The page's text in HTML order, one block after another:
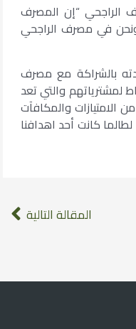
الراجحي “إن المصرف
ونحن في مصرف الراجحي
بالشراكة مع مصرف
لمشترياتهم والتي تعد
الامتيازات والمكافآت
كانت أحد اهدافنا
المقالة التالية